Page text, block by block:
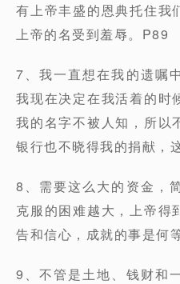
有上帝丰盛的恩典托住我
上帝的名受到羞辱。P89
7、我一直想在我的遗嘱
我现在决定在我活着的时
我的名字不被人知，所以
银行也不晓得我的捐献，
8、需要这么大的资金，
克服的困难越大，上帝得
告和信心，成就的事是何
9、不管是土地、钱财和